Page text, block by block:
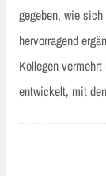
gegeben, wie
hervorragend
Kollegen
entwickelt, mit